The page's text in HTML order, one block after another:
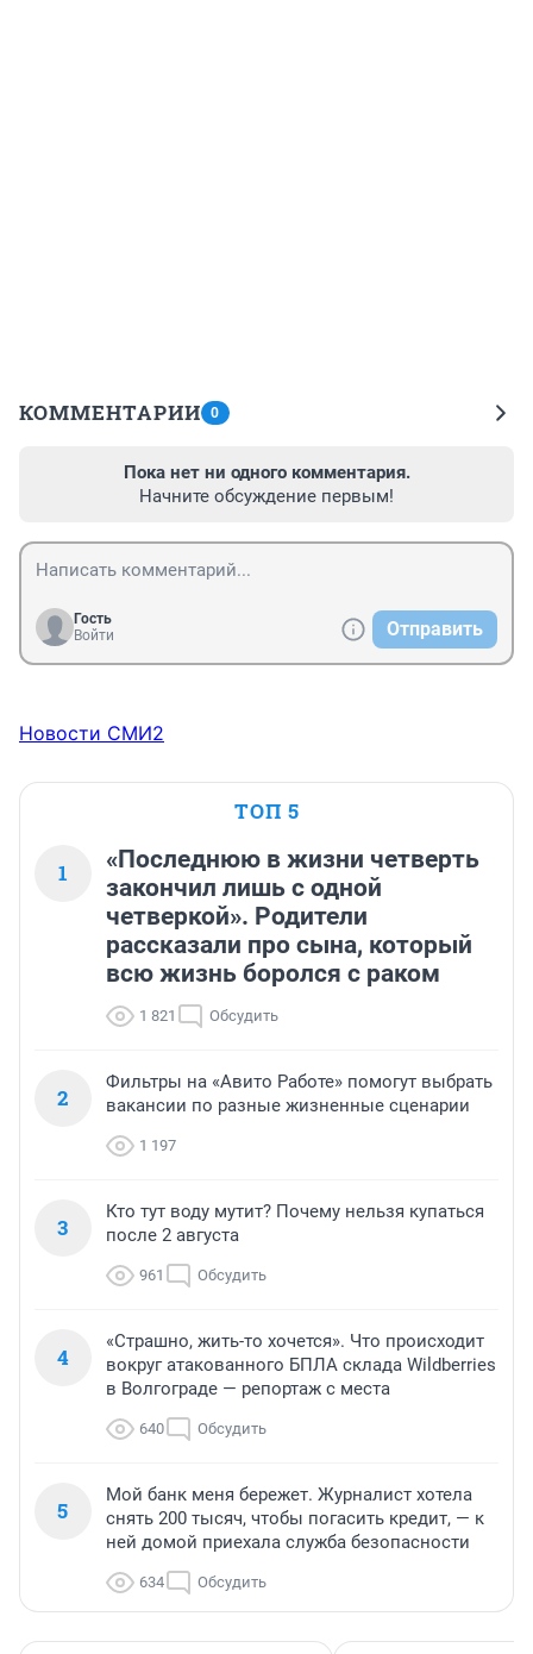
КОММЕНТАРИИ 0
Пока нет ни одного комментария.
Начните обсуждение первым!
Гость
Войти
Отправить
Новости СМИ2
ТОП 5
1
«Последнюю в жизни четверть
закончил лишь с одной
четверкой». Родители
рассказали про сына, который
всю жизнь боролся с раком
1 821 Обсудить
2
Фильтры на «Авито Работе» помогут выбрать
вакансии по разные жизненные сценарии
1 197
3
Кто тут воду мутит? Почему нельзя купаться
после 2 августа
961 Обсудить
4
«Страшно, жить-то хочется». Что происходит
вокруг атакованного БПЛА склада Wildberries
в Волгограде — репортаж с места
640 Обсудить
5
Мой банк меня бережет. Журналист хотела
снять 200 тысяч, чтобы погасить кредит, — к
ней домой приехала служба безопасности
634 Обсудить